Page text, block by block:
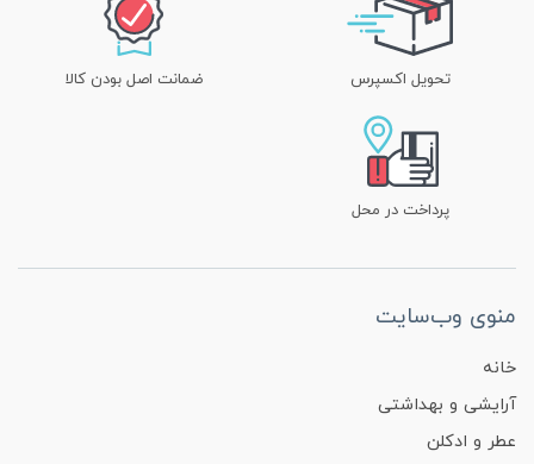
تحویل اکسپرس ضمانت اصل بودن کالا
پرداخت در محل
منوی وب‌سایت
خانه
آرایشی و بهداشتی
عطر و ادکلن